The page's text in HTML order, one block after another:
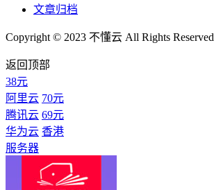
文章归档
Copyright © 2023 不懂云 All Rights Reserved
返回顶部
38元
阿里云 70元
腾讯云 69元
华为云 香港
服务器